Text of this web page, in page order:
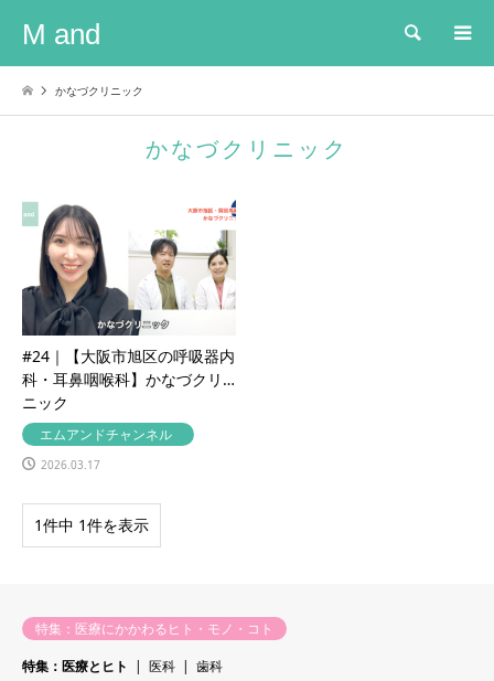
M and 検索
かなづクリニック
かなづクリニック
#24｜【大阪市旭区の呼吸器内
科・耳鼻咽喉科】かなづクリ
ニック
エムアンドチャンネル
2026.03.17
1件中 1件を表示
特集：医療にかかわるヒト・モノ・コト
特集：医療とヒト
医科
歯科